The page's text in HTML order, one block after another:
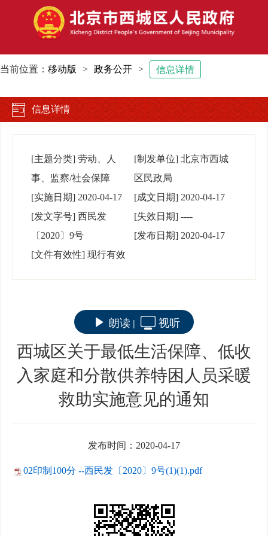
当前位置： 移动版 > 政务公开 > 信息详情
信息详情
[主题分类] 劳动、人
事、监察/社会保障
[制发单位] 北京市西城
区民政局
[实施日期] 2020-04-17 [成文日期] 2020-04-17
[发文字号] 西民发
〔2020〕9号
[失效日期] ----
[发布日期] 2020-04-17
[文件有效性] 现行有效
朗读 | 视听
西城区关于最低生活保障、低收
入家庭和分散供养特困人员采暖
救助实施意见的通知
发布时间：2020-04-17
02印制100分 --西民发〔2020〕9号(1)(1).pdf